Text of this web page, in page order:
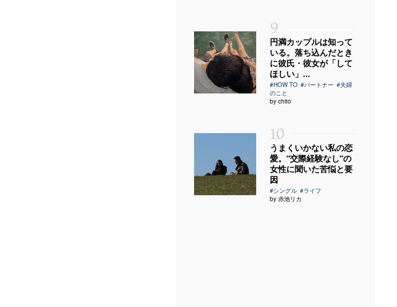
9
円満カップルは知って
いる。落ち込んだとき
に彼氏・彼女が「して
ほしい」...
#HOW TO #パートナー #夫婦
のこと
by chito
10
うまくいかない私の恋
愛。“交際経験なし”の
女性に聞いた苦悩と要
因
#シングル #ライフ
by 赤池リカ